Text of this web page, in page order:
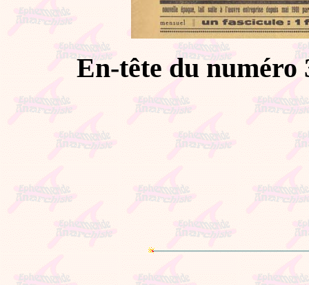
En-tête du numéro